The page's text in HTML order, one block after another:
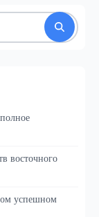
восточного
успешном